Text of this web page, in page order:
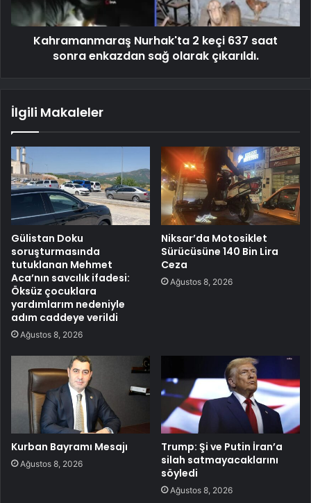
Kahramanmaraş Nurhak'ta 2 keçi 637 saat
sonra enkazdan sağ olarak çıkarıldı.
İlgili Makaleler
Gülistan Doku
soruşturmasında
tutuklanan Mehmet
Aca’nın savcılık ifadesi:
Öksüz çocuklara
yardımlarım nedeniyle
adım caddeye verildi
Ağustos 8, 2026
Niksar’da Motosiklet
Sürücüsüne 140 Bin Lira
Ceza
Ağustos 8, 2026
Kurban Bayramı Mesajı
Ağustos 8, 2026
Trump: Şi ve Putin İran’a
silah satmayacaklarını
söyledi
Ağustos 8, 2026